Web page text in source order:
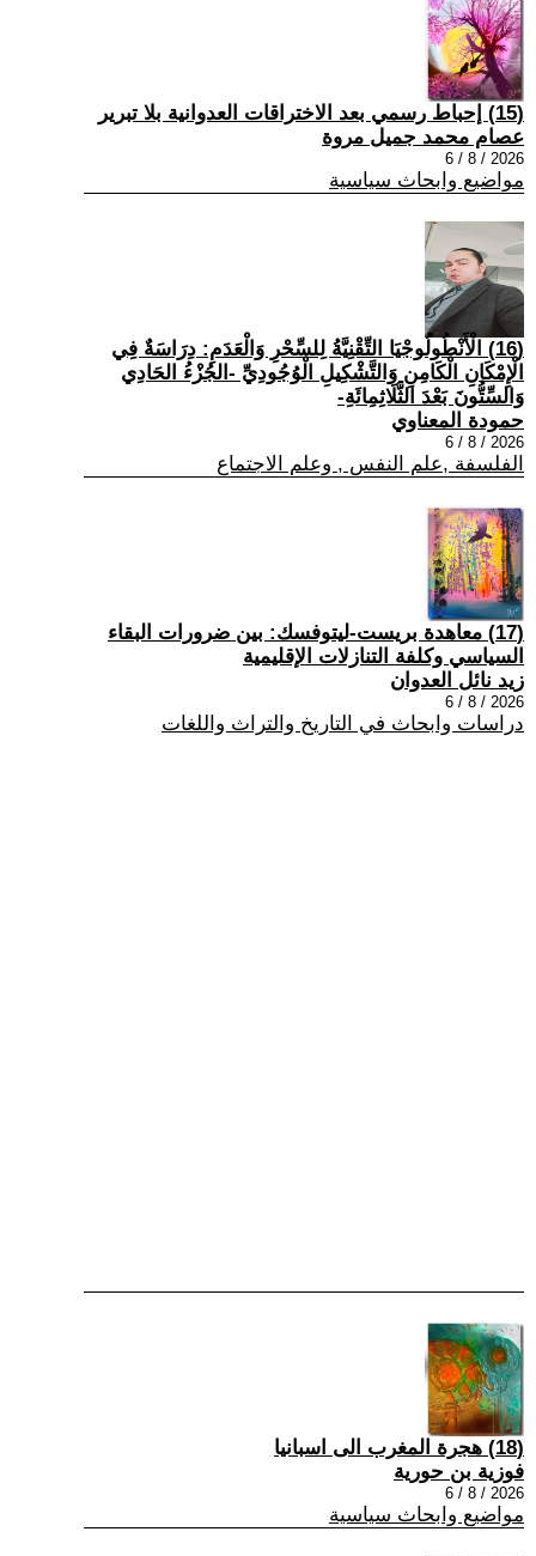
(15) إحباط رسمي بعد الاختراقات العدوانية بلا تبرير
عصام محمد جميل مروة
2026 / 8 / 6
مواضيع وابحاث سياسية
(16) الْأَنْطُولُوجْيَا التِّقْنِيَّةُ لِلسِّحْرِ وَالْعَدَمِ: دِرَاسَةٌ فِي
الْإِمْكَانِ الْكَامِنِ وَالتَّشْكِيلِ الْوُجُودِيِّ -الجُزْءُ الحَادِي
وَالسِّتُّونَ بَعْدَ الثَّلَاثِمِائَةِ-
حمودة المعناوي
2026 / 8 / 6
الفلسفة ,علم النفس , وعلم الاجتماع
(17) معاهدة بريست-ليتوفسك: بين ضرورات البقاء
السياسي وكلفة التنازلات الإقليمية
زيد نائل العدوان
2026 / 8 / 6
دراسات وابحاث في التاريخ والتراث واللغات
(18) هجرة المغرب الى اسبانيا
فوزية بن حورية
2026 / 8 / 6
مواضيع وابحاث سياسية